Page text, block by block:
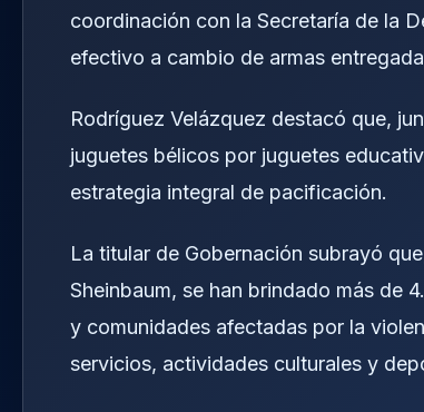
coordinación con la Secretaría de la
efectivo a cambio de armas
Rodríguez Velázquez destacó que,
juguetes bélicos por juguetes
estrategia integral de pacificación.
La titular de Gobernación subrayó
Sheinbaum, se han brindado más de
y comunidades afectadas por la
servicios, actividades culturales y